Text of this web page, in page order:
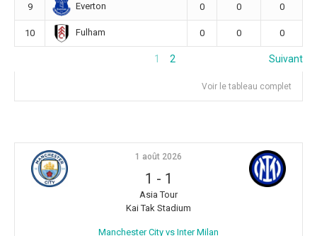
9 Everton 0 0 0
10 Fulham 0 0 0
1 2 Suivant
Voir le tableau complet
1 août 2026
1 - 1
Asia Tour
Kai Tak Stadium
Manchester City vs Inter Milan